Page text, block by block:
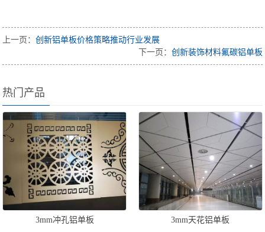
上一页：创新铝单板价格策略推动行业发展
下一页： 创新装饰材料氟碳铝单板
热门产品
3mm冲孔铝单板 3mm天花铝单板